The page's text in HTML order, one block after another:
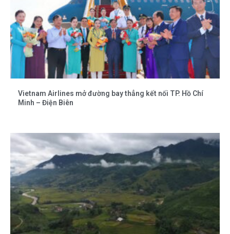
Vietnam Airlines mở đường bay thẳng kết nối TP. Hồ Chí
Minh – Điện Biên